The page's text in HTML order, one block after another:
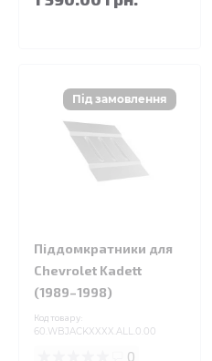
Піддомкратники для
Chevrolet Kadett
(1989–1998)
Код товару:
60.WBJACKXXXX.ALL.0.00
0